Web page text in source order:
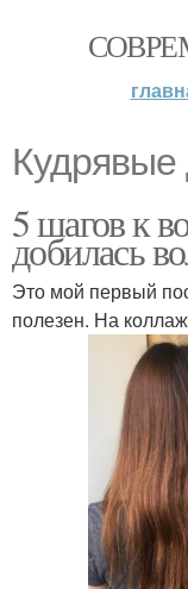
Кудрявые
5 шагов к
добилась
Это мой первый
полезен. На